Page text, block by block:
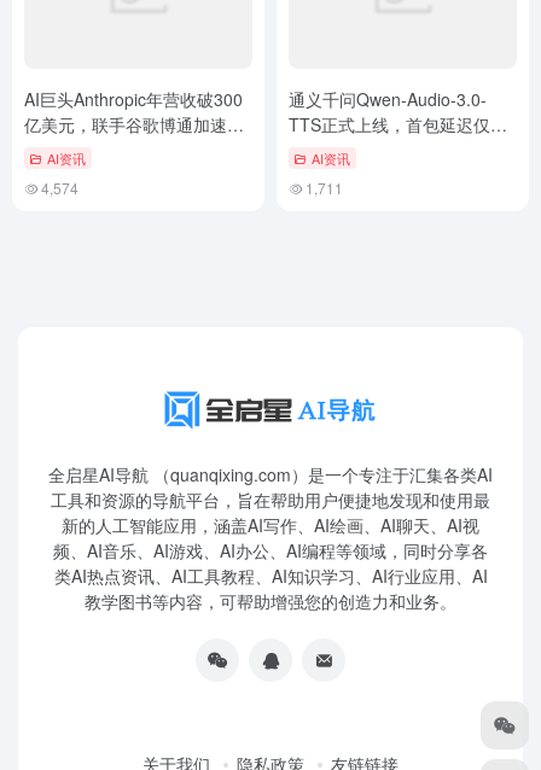
AI巨头Anthropic年营收破300
亿美元，联手谷歌博通加速算
力布局
AI资讯
4,574
通义千问Qwen-Audio-3.0-
TTS正式上线，首包延迟仅
300ms，支持20种方言
AI资讯
1,711
全启星AI导航 （quanqixing.com）是一个专注于汇集各类AI
工具和资源的导航平台，旨在帮助用户便捷地发现和使用最
新的人工智能应用，涵盖AI写作、AI绘画、AI聊天、AI视
频、AI音乐、AI游戏、AI办公、AI编程等领域，同时分享各
类AI热点资讯、AI工具教程、AI知识学习、AI行业应用、AI
教学图书等内容，可帮助增强您的创造力和业务。
关于我们 隐私政策 友链链接